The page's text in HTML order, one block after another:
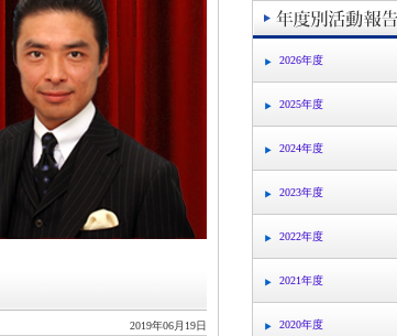
2026年度
2025年度
2024年度
2023年度
2022年度
2021年度
2020年度
2019年06月19日